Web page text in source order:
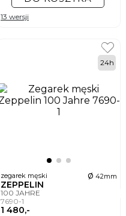
13 wersji
zegarek męski ø 42mm
ZEPPELIN
100 JAHRE
7690-1
1 480,-
24h